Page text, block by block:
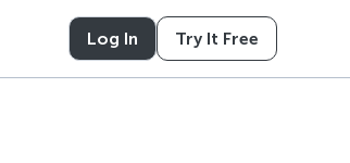
Log In Try It Free